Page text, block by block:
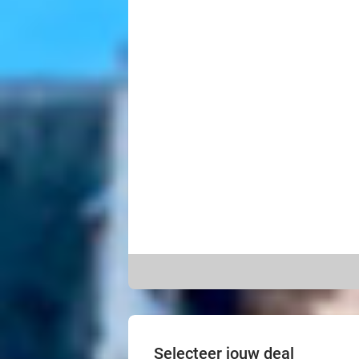
Selecteer jouw deal